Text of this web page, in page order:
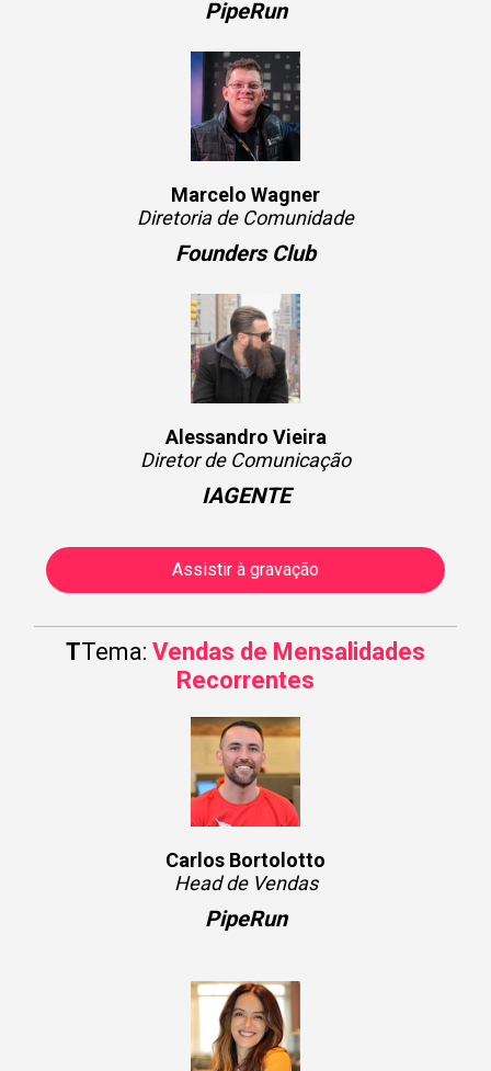
PipeRun
Marcelo Wagner
Diretoria de Comunidade
Founders Club
Alessandro Vieira
Diretor de Comunicação
IAGENTE
Assistir à gravação
TTema: Vendas de Mensalidades
Recorrentes
Carlos Bortolotto
Head de Vendas
PipeRun